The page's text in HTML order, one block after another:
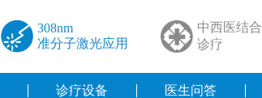
308nm
准分子激光应用
中西医结合
诊疗
诊疗设备 医生问答